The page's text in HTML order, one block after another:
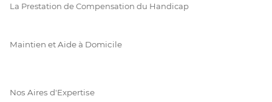
La Prestation de Compensation du Handicap
Maintien et Aide à Domicile
Nos Aires d'Expertise